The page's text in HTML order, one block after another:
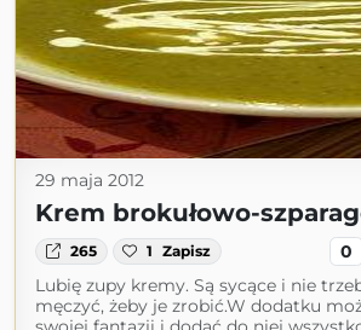
29 maja 2012
Krem brokułowo-
265 1 Zapisz 0
Lubię zupy kremy. Są sycące i nie
męczyć, żeby je zrobić.W dodatku